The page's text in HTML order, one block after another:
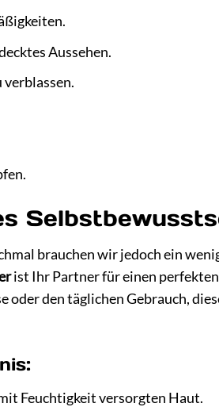
Aussehen.
verblassen.
brauchen wir jedoch ein
ist Ihr Partner für einen
den täglichen Gebrauch,
Feuchtigkeit versorgten Haut.